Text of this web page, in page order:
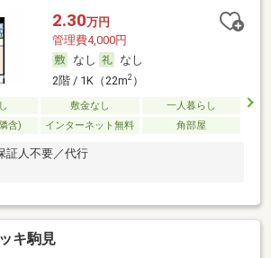
2.30万円
管理費4,000円
なし
なし
2階 / 1K（22m2）
敷金なし
一人暮らし
含)
インターネット無料 角部屋
証人不要／代行
キ駒見